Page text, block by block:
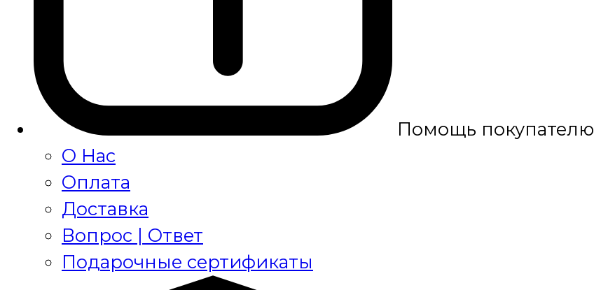
Помощь покупателю
О Нас
Оплата
Доставка
Вопрос | Ответ
Подарочные сертификаты